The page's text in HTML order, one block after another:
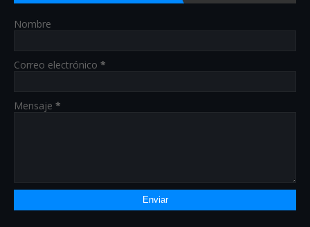
Nombre
Correo electrónico *
Mensaje *